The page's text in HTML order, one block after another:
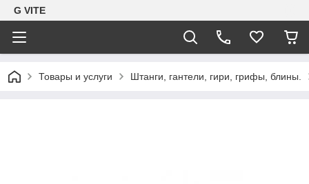
G VITE
Товары и услуги Штанги, гантели, гири, грифы, блины.